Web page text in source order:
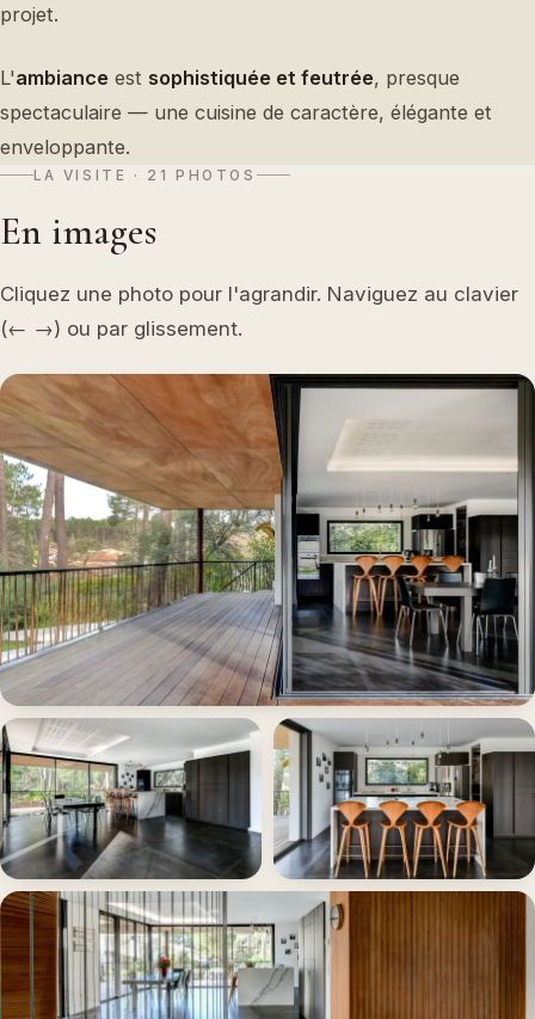
projet.
L'ambiance est sophistiquée et feutrée, presque
spectaculaire — une cuisine de caractère, élégante et
enveloppante.
LA VISITE · 21 PHOTOS
En images
Cliquez une photo pour l'agrandir. Naviguez au clavier
(← →) ou par glissement.